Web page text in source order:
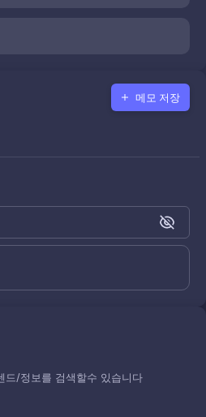
메모 저장
드/정보를 검색할수 있습니다